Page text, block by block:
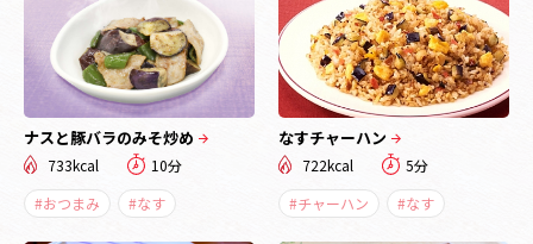
ナスと豚バラのみそ炒め
733kcal
10分
#おつまみ
#なす
なすチャーハン
722kcal
5分
#チャーハン
#なす